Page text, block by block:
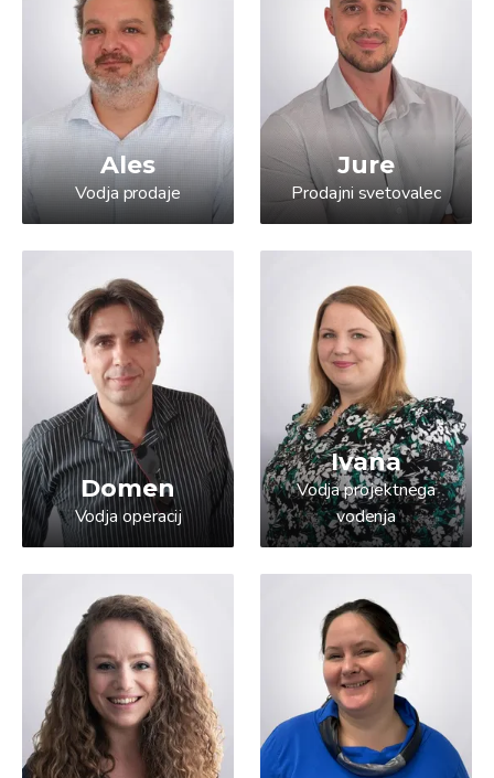
Ales
Vodja prodaje
Jure
Prodajni svetovalec
Domen
Vodja operacij
Ivana
Vodja projektnega
vodenja